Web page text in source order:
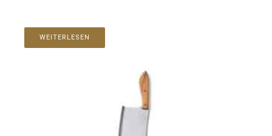
WEITERLESEN